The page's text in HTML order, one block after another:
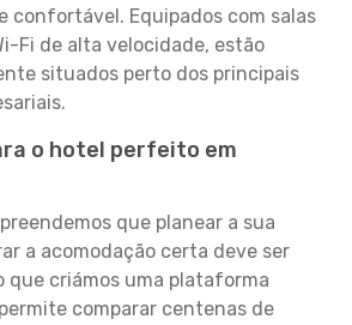
confortável. Equipados com salas
Fi de alta velocidade, estão
situados perto dos principais
o hotel perfeito em
que planear a sua
a acomodação certa deve ser
que criámos uma plataforma
comparar centenas de